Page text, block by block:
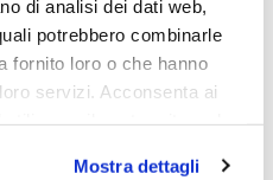
di analisi dei dati web,
potrebbero combinarle
fornito loro o che hanno
servizi. Acconsenta ai
Mostra dettagli
Dimensione
Ø34
Sorgente luminosa